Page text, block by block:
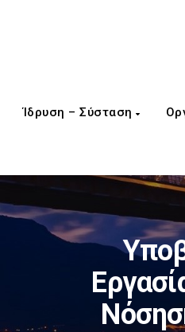
Ίδρυση – Σύσταση